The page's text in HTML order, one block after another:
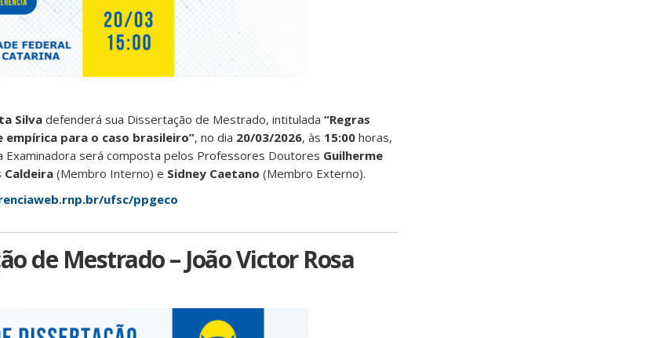
Silva defenderá sua Dissertação de Mestrado, intitulada “Regras
empírica para o caso brasileiro”, no dia 20/03/2026, às 15:00 horas,
Examinadora será composta pelos Professores Doutores Guilherme
Caldeira (Membro Interno) e Sidney Caetano (Membro Externo).
ufsc/ppgeco
de Mestrado – João Victor Rosa